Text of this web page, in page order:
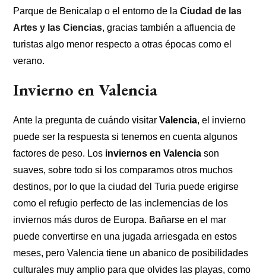
Parque de Benicalap o el entorno de laCiudad de las
Artes y las Ciencias, gracias también a afluencia de
turistas algo menor respecto a otras épocas como el
verano.
Invierno en Valencia
Ante la pregunta de cuándo visitarValencia, el invierno
puede ser la respuesta si tenemos en cuenta algunos
factores de peso. Los inviernos en Valencia son
suaves, sobre todo si los comparamos otros muchos
destinos, por lo que la ciudad del Turia puede erigirse
como el refugio perfecto de las inclemencias de los
inviernos más duros de Europa. Bañarse en el mar
puede convertirse en una jugada arriesgada en estos
meses, pero Valencia tiene un abanico de posibilidades
culturales muy amplio para que olvides las playas, como